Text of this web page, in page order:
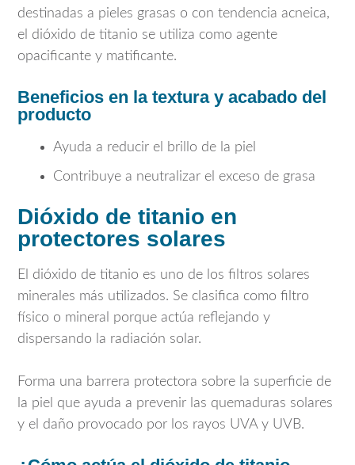
destinadas a pieles grasas o con tendencia acneica,
el dióxido de titanio se utiliza como agente
opacificante y matificante.
Beneficios en la textura y acabado del
producto
Ayuda a reducir el brillo de la piel
Contribuye a neutralizar el exceso de grasa
Dióxido de titanio en
protectores solares
El dióxido de titanio es uno de los filtros solares
minerales más utilizados. Se clasifica como filtro
físico o mineral porque actúa reflejando y
dispersando la radiación solar.
Forma una barrera protectora sobre la superficie de
la piel que ayuda a prevenir las quemaduras solares
y el daño provocado por los rayos UVA y UVB.